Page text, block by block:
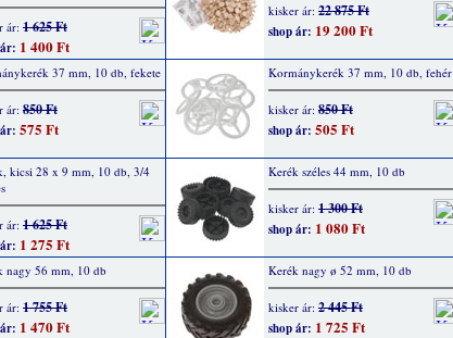
ár: 1 625 Ft
1 400 Ft
kisker ár: 22 875 Ft
shop ár: 19 200 Ft
37 mm, 10 db, fekete
ár: 850 Ft
575 Ft
Kormánykerék 37 mm, 10 db, fehér
kisker ár: 850 Ft
shop ár: 505 Ft
kicsi 28 x 9 mm, 10 db, 3/4
ár: 1 625 Ft
1 275 Ft
Kerék széles 44 mm, 10 db
kisker ár: 1 300 Ft
shop ár: 1 080 Ft
nagy 56 mm, 10 db
ár: 1 755 Ft
1 470 Ft
Kerék nagy ø 52 mm, 10 db
kisker ár: 2 445 Ft
shop ár: 1 725 Ft